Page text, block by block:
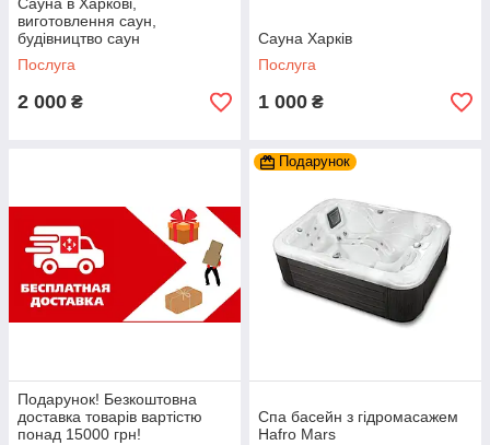
виготовлення саун,
будівництво саун
Послуга
2 000 ₴
Сауна Харків
Послуга
1 000 ₴
Подарунок! Безкоштовна
доставка товарів вартістю
понад 15000 грн!
Подарунок
Спа басейн з гідромасажем
Hafro Mars